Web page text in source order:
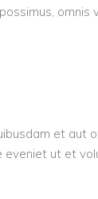
omnis
et aut
eveniet ut et